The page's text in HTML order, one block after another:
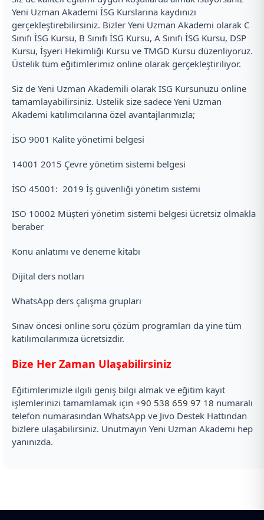
Yeni Uzman Akademi İSG Kurslarına kaydınızı
gerçekleştirebilirsiniz. Bizler Yeni Uzman Akademi olarak C
Sınıfı İSG Kursu, B Sınıfı İSG Kursu, A Sınıfı İSG Kursu, DSP
Kursu, İşyeri Hekimliği Kursu ve TMGD Kursu düzenliyoruz.
Üstelik tüm eğitimlerimiz online olarak gerçekleştiriliyor.
Siz de Yeni Uzman Akademili olarak İSG Kursunuzu online
tamamlayabilirsiniz. Üstelik size sadece Yeni Uzman
Akademi katılımcılarına özel avantajlarımızla;
İSO 9001 Kalite yönetimi belgesi
14001 2015 Çevre yönetim sistemi belgesi
İSO 45001: 2019 İş güvenliği yönetim sistemi
İSO 10002 Müşteri yönetim sistemi belgesi ücretsiz olmakla
beraber
Konu anlatımı ve deneme kitabı
Dijital ders notları
WhatsApp ders çalışma grupları
Sınav öncesi online soru çözüm programları da yine tüm
katılımcılarımıza ücretsizdir.
Bize Her Zaman Ulaşabilirsiniz
Eğitimlerimizle ilgili geniş bilgi almak ve eğitim kayıt
işlemlerinizi tamamlamak için +90 538 659 97 18 numaralı
telefon numarasından WhatsApp ve Jivo Destek Hattından
bizlere ulaşabilirsiniz. Unutmayın Yeni Uzman Akademi hep
yanınızda.